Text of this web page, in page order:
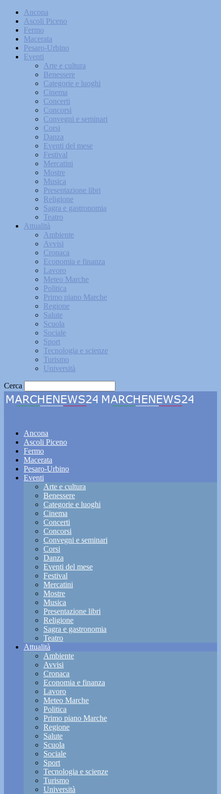
Ancona
Ascoli Piceno
Fermo
Macerata
Pesaro-Urbino
Eventi
Arte e cultura
Benessere
Categorie e luoghi
Cinema
Concerti
Concorsi
Convegni e seminari
Corsi
Danza
Eventi del mese
Festival
Mercatini
Mostre
Musica
Presentazione libri
Religione
Sagra e gastronomia
Teatro
Attualità
Ambiente
Avvisi
Cronaca
Economia e finanza
Lavoro
Meteo Marche
Politica
Primo piano Marche
Regione
Salute
Scuola
Sociale
Sport
Tecnologia e scienze
Turismo
Università
Cerca
Ancona
Ascoli Piceno
Fermo
Macerata
Pesaro-Urbino
Eventi
Arte e cultura
Benessere
Categorie e luoghi
Cinema
Concerti
Concorsi
Convegni e seminari
Corsi
Danza
Eventi del mese
Festival
Mercatini
Mostre
Musica
Presentazione libri
Religione
Sagra e gastronomia
Teatro
Attualità
Ambiente
Avvisi
Cronaca
Economia e finanza
Lavoro
Meteo Marche
Politica
Primo piano Marche
Regione
Salute
Scuola
Sociale
Sport
Tecnologia e scienze
Turismo
Università